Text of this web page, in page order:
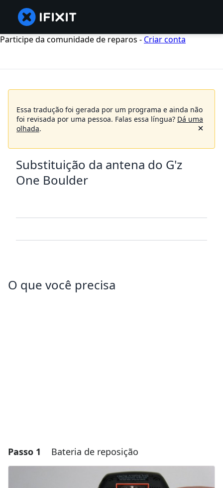
Participe da comunidade de reparos - Criar conta
Essa tradução foi gerada por um programa e ainda não
foi revisada por uma pessoa. Falas essa língua? Dá uma
olhada.
Substituição da antena do G'z
One Boulder
O que você precisa
Passo 1 Bateria de reposição